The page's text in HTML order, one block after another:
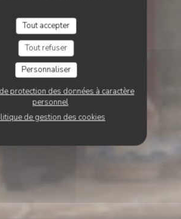
Tout accepter
Tout refuser
Personnaliser
protection des données à caractère
personnel
de gestion des cookies